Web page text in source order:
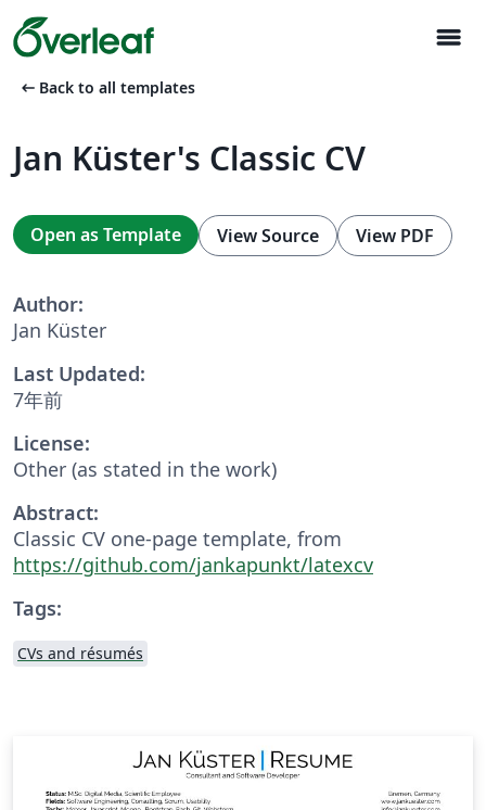
menu
arrow_left_alt Back to all templates
Jan Küster's Classic CV
Open as Template View Source View PDF
Author:
Jan Küster
Last Updated:
7年前
License:
Other (as stated in the work)
Abstract:
Classic CV one-page template, from
https://github.com/jankapunkt/latexcv
Tags:
CVs and résumés